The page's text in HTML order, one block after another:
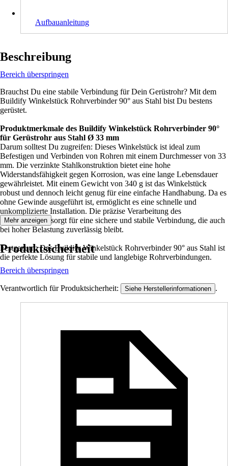
Aufbauanleitung
Beschreibung
Bereich überspringen
Brauchst Du eine stabile Verbindung für Dein Gerüstrohr? Mit dem
Buildify Winkelstück Rohrverbinder 90° aus Stahl bist Du bestens
gerüstet.
Produktmerkmale des Buildify Winkelstück Rohrverbinder 90°
für Gerüstrohr aus Stahl Ø 33 mm
Darum solltest Du zugreifen: Dieses Winkelstück ist ideal zum
Befestigen und Verbinden von Rohren mit einem Durchmesser von 33
mm. Die verzinkte Stahlkonstruktion bietet eine hohe
Widerstandsfähigkeit gegen Korrosion, was eine lange Lebensdauer
gewährleistet. Mit einem Gewicht von 340 g ist das Winkelstück
robust und dennoch leicht genug für eine einfache Handhabung. Da es
ohne Gewinde ausgeführt ist, ermöglicht es eine schnelle und
unkomplizierte Installation. Die präzise Verarbeitung des
Metallmaterials sorgt für eine sichere und stabile Verbindung, die auch
bei hoher Belastung zuverlässig bleibt.
Festgezurrt: Das Buildify Winkelstück Rohrverbinder 90° aus Stahl ist
die perfekte Lösung für stabile und langlebige Rohrverbindungen.
Mehr anzeigen
Produktsicherheit
Bereich überspringen
Verantwortlich für Produktsicherheit: Siehe Herstellerinformationen .